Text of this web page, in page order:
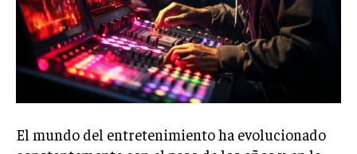
El mundo del entretenimiento ha evolucionado